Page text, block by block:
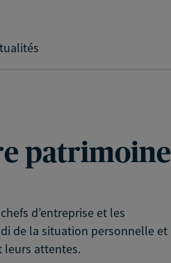
patrimoine
d’entreprise et les
de la situation personnelle et
leurs attentes.